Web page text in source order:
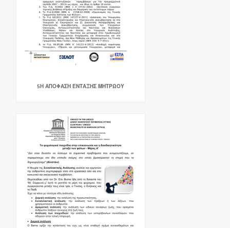
5Η ΑΠΟΦΑΣΗ ΕΝΤΑΞΗΣ ΜΗΤΡΩΟΥ